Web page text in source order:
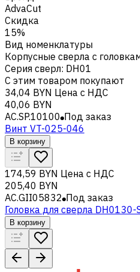
AdvaCut
Скидка
15%
Вид номенклатуры
Корпусные сверла с
Серия сверл: DH01
С этим товаром покупают
34,04 BYN Цена с НДС
40,06 BYN
AC.SP.10100 Под заказ
Винт VT-025-046
В корзину
174,59 BYN Цена с НДС
205,40 BYN
AC.GII05832 Под заказ
Головка для сверла DH0130-
В корзину